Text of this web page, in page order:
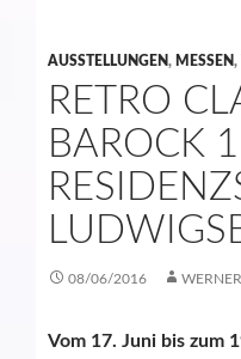
AUSSTELLUNGEN, MESSEN,
RETRO
BAROCK
08/06/2016 WERNER
Vom 17. Juni bis zum